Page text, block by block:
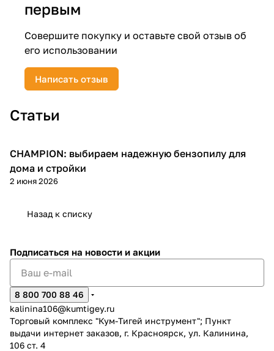
первым
Совершите покупку и оставьте свой отзыв об
его использовании
Написать отзыв
Статьи
Пилы
CHAMPION: выбираем надежную бензопилу для
дома и стройки
2 июня 2026
Назад к списку
Подписаться на новости и акции
8 800 700 88 46
kalinina106@kumtigey.ru
Торговый комплекс "Кум-Тигей инструмент"; Пункт
выдачи интернет заказов, г. Красноярск, ул. Калинина,
106 ст. 4